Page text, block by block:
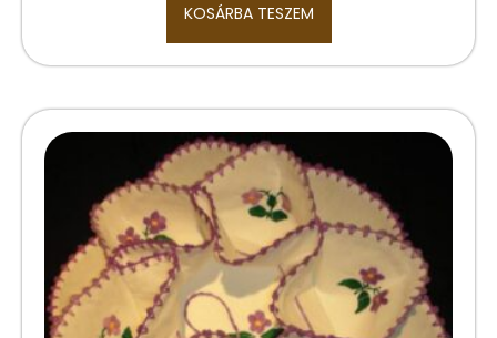
KOSÁRBA TESZEM